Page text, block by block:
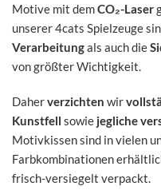
Motive mit demCO₂-Laser
unserer 4cats Spielzeuge
Verarbeitungals auch die
von größter Wichtigkeit.
Daherverzichten wir
Kunstfell sowie jegliche
Motivkissen sind in vielen
Farbkombinationen
frisch-versiegelt verpackt.